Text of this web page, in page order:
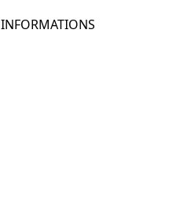
INFORMATIONS